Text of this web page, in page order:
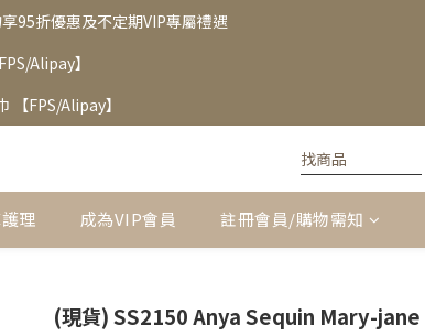
95折優惠及不定期VIP專屬禮遇
Alipay】
【FPS/Alipay】
理 成為VIP會員 註冊會員/購物需知
(現貨) SS2150 Anya Sequin Mary-jane